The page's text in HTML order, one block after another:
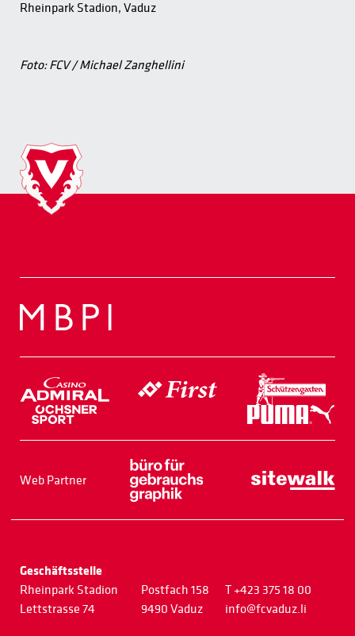
Rheinpark Stadion, Vaduz
Foto: FCV / Michael Zanghellini
Web Partner
Geschäftsstelle
Rheinpark Stadion
Lettstrasse 74
Postfach 158
9490 Vaduz
T +423 375 18 00
info@fcvaduz.li